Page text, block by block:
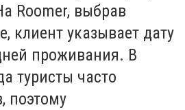
Roomer, выбрав
клиент указывает дату
проживания. В
туристы часто
поэтому